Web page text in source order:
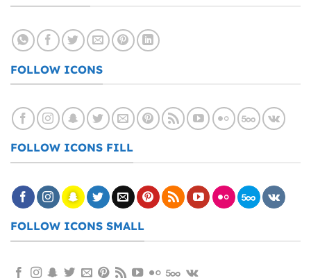
FOLLOW ICONS
FOLLOW ICONS FILL
FOLLOW ICONS SMALL